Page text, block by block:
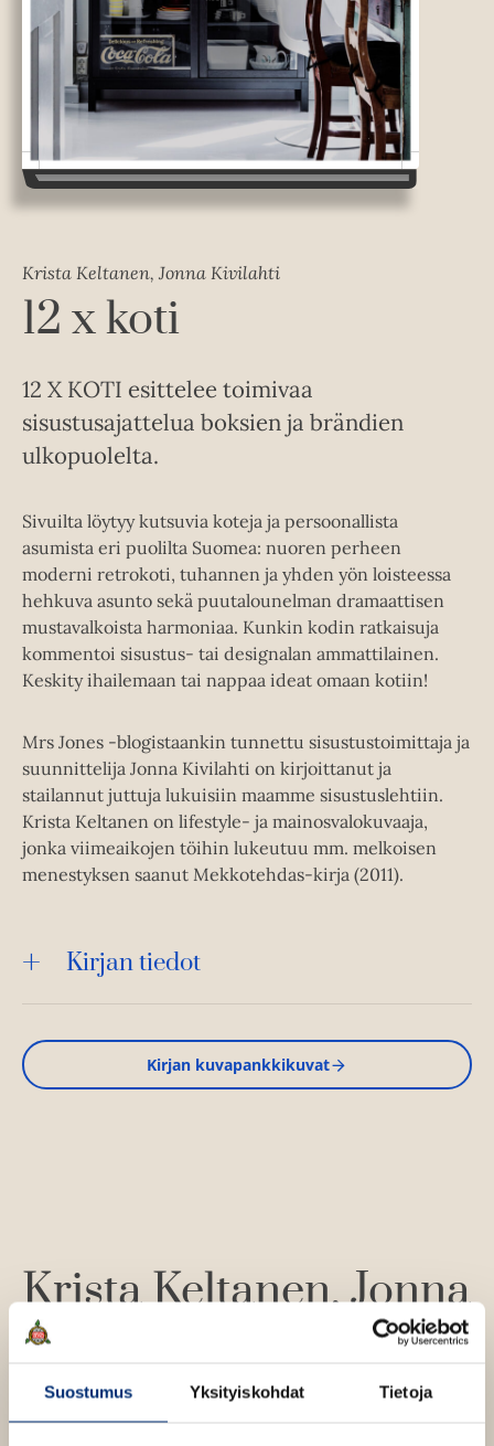
Suostumus Yksityiskohdat Tietoja
Krista Keltanen, Jonna Kivilahti
12 x koti
12 X KOTI esittelee toimivaa
sisustusajattelua boksien ja brändien
ulkopuolelta.
Sivuilta löytyy kutsuvia koteja ja persoonallista
asumista eri puolilta Suomea: nuoren perheen
moderni retrokoti, tuhannen ja yhden yön loisteessa
hehkuva asunto sekä puutalounelman dramaattisen
mustavalkoista harmoniaa. Kunkin kodin ratkaisuja
kommentoi sisustus- tai designalan ammattilainen.
Keskity ihailemaan tai nappaa ideat omaan kotiin!
Mrs Jones -blogistaankin tunnettu sisustustoimittaja ja
suunnittelija Jonna Kivilahti on kirjoittanut ja
stailannut juttuja lukuisiin maamme sisustuslehtiin.
Krista Keltanen on lifestyle- ja mainosvalokuvaaja,
jonka viimeaikojen töihin lukeutuu mm. melkoisen
menestyksen saanut Mekkotehdas-kirja (2011).
Kirjan tiedot
Kirjan kuvapankkikuvat
Krista Keltanen Jonna
Kivilahti
Jonna Kivilahti